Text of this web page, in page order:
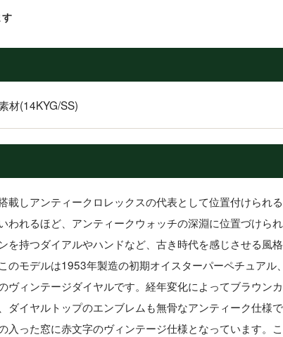
材(14KYG/SS)
載しアンティークロレックスの代表として位置付けられ
われるほど、アンティークウォッチの深淵に位置づけら
を持つダイアルやハンドなど、古き時代を感じさせる風
のモデルは1953年製造の初期オイスターパーペチュアル
ヴィンテージダイヤルです。経年変化によってブラウン
ダイヤルトップのエンブレムも無骨なアンティーク仕様
入った窓に赤文字のヴィンテージ仕様となっています。